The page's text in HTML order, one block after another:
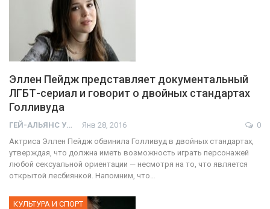
Эллен Пейдж представляет документальный
ЛГБТ-сериал и говорит о двойных стандартах
Голливуда
ГЕЙ-АЛЬЯНС УКРАИНА Янв 28, 2016
0
Актриса Эллен Пейдж обвинила Голливуд в двойных стандартах,
утверждая, что должна иметь возможность играть персонажей
любой сексуальной ориентации — несмотря на то, что является
открытой лесбиянкой. Напомним, что…
КУЛЬТУРА И СПОРТ